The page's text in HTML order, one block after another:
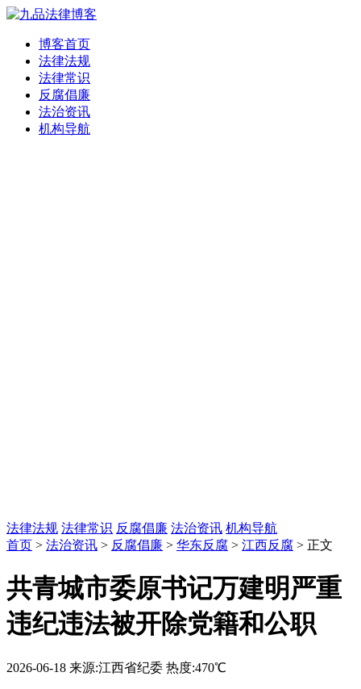
博客首页
法律法规
法律常识
反腐倡廉
法治资讯
机构导航
法律法规 法律常识 反腐倡廉 法治资讯 机构导航
首页 > 法治资讯 > 反腐倡廉 > 华东反腐 > 江西反腐 > 正文
共青城市委原书记万建明严重
违纪违法被开除党籍和公职
2026-06-18 来源:江西省纪委 热度:470℃